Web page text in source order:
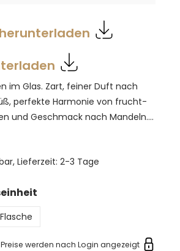
im Glas. Zart, feiner Duft nach
Harmonie von frucht-
und Geschmack nach Mandeln.
Versuchen Sie ihn auch
Lieferzeit: 2-3 Tage
Flasche
Preise werden nach Login angezeigt